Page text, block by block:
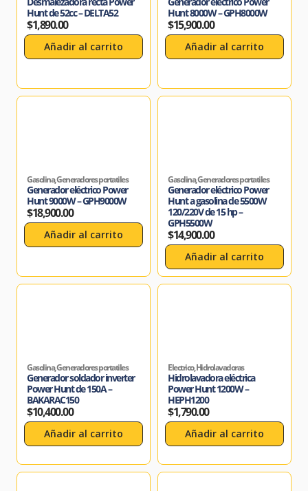
Hunt de 52cc – DELTA52
$1,890.00
Añadir al carrito
Hunt 8000W – GPH8000W
$15,900.00
Añadir al carrito
Gasolina,Generadores portatiles
Generador eléctrico Power
Hunt 9000W – GPH9000W
$18,900.00
Añadir al carrito
Gasolina,Generadores portatiles
Generador eléctrico Power
Hunt a gasolina de 5500W
120/220V de 15 hp –
GPH5500W
$14,900.00
Añadir al carrito
Gasolina,Generadores portatiles
Generador soldador inverter
Power Hunt de 150A –
BAKARAC150
$10,400.00
Añadir al carrito
Electrico,Hidrolavadoras
Hidrolavadora eléctrica
Power Hunt 1200W –
HEPH1200
$1,790.00
Añadir al carrito